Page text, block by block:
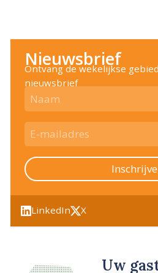
Nieuwsbrief
Ontvang de wekelijkse
nieuwsbrief
LinkedIn X
Uw